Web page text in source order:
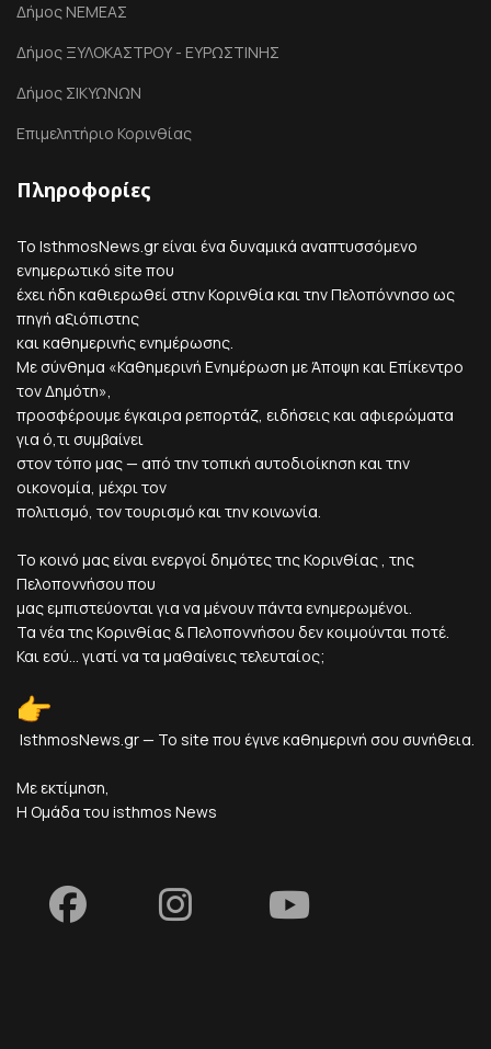
Δήμος ΝΕΜΕΑΣ
Δήμος ΞΥΛΟΚΑΣΤΡΟΥ - ΕΥΡΩΣΤΙΝΗΣ
Δήμος ΣΙΚΥΩΝΩΝ
Επιμελητήριο Κορινθίας
Πληροφορίες
Το IsthmosNews.gr είναι ένα δυναμικά αναπτυσσόμενο
ενημερωτικό site που
έχει ήδη καθιερωθεί στην Κορινθία και την Πελοπόννησο ως
πηγή αξιόπιστης
και καθημερινής ενημέρωσης.
Με σύνθημα «Καθημερινή Ενημέρωση με Άποψη και Επίκεντρο
τον Δημότη»,
προσφέρουμε έγκαιρα ρεπορτάζ, ειδήσεις και αφιερώματα
για ό,τι συμβαίνει
στον τόπο μας — από την τοπική αυτοδιοίκηση και την
οικονομία, μέχρι τον
πολιτισμό, τον τουρισμό και την κοινωνία.
Το κοινό μας είναι ενεργοί δημότες της Κορινθίας , της
Πελοποννήσου που
μας εμπιστεύονται για να μένουν πάντα ενημερωμένοι.
Τα νέα της Κορινθίας & Πελοποννήσου δεν κοιμούνται ποτέ.
Και εσύ... γιατί να τα μαθαίνεις τελευταίος;
IsthmosNews.gr — Το site που έγινε καθημερινή σου συνήθεια.
Με εκτίμηση,
Η Ομάδα του isthmos News